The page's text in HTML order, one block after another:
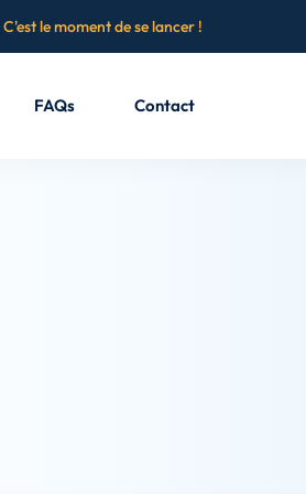
C'est le moment de se lancer !
FAQs Contact